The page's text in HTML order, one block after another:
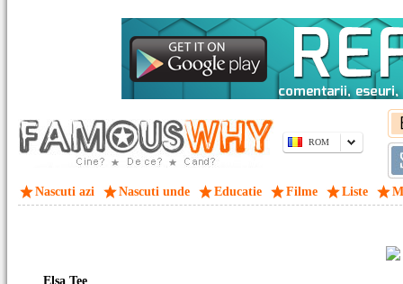
ROM
Nascuti azi Nascuti unde Educatie Filme Liste
Elsa Tee